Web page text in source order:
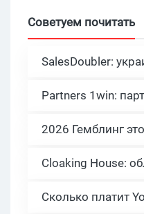
Советуем почитать